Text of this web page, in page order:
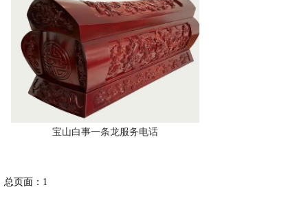
宝山白事一条龙服务电话
总页面：1